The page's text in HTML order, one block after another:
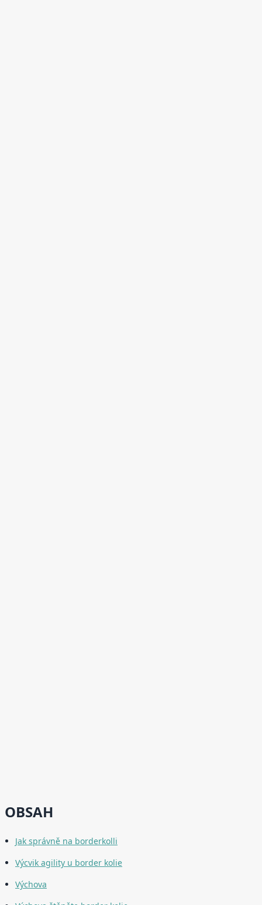
OBSAH
Jak správně na borderkolli
Výcvik agility u border kolie
Výchova